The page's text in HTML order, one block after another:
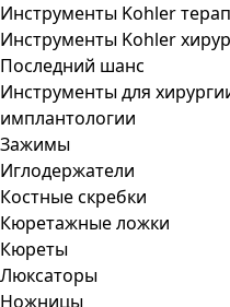
Инструменты Kohler
Инструменты Kohler
Последний шанс
Инструменты для
имплантологии
Зажимы
Иглодержатели
Костные скребки
Кюретажные ложки
Кюреты
Люксаторы
Ножницы